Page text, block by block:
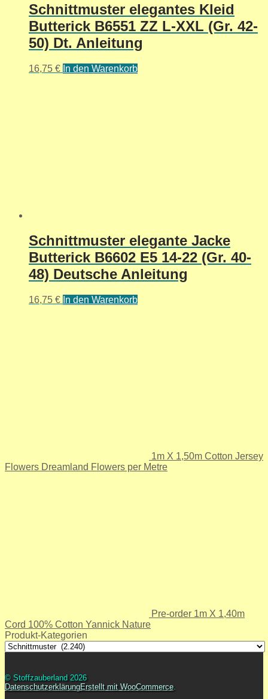
Schnittmuster elegantes Kleid
Butterick B6551 ZZ L-XXL (Gr. 42-
50) Dt. Anleitung
16,75 € In den Warenkorb
Schnittmuster elegante Jacke
Butterick B6602 E5 14-22 (Gr. 40-
48) Deutsche Anleitung
16,75 € In den Warenkorb
1m X 1,50m Cotton Jersey
Flowers Dreamland Flowers per Metre
Pre-order 1m X 1,40m
Cord 100% Cotton Yannick Nature
Produkt-Kategorien
© Stoffzauberland 2026
DatenschutzerklärungErstellt mit WooCommerce.